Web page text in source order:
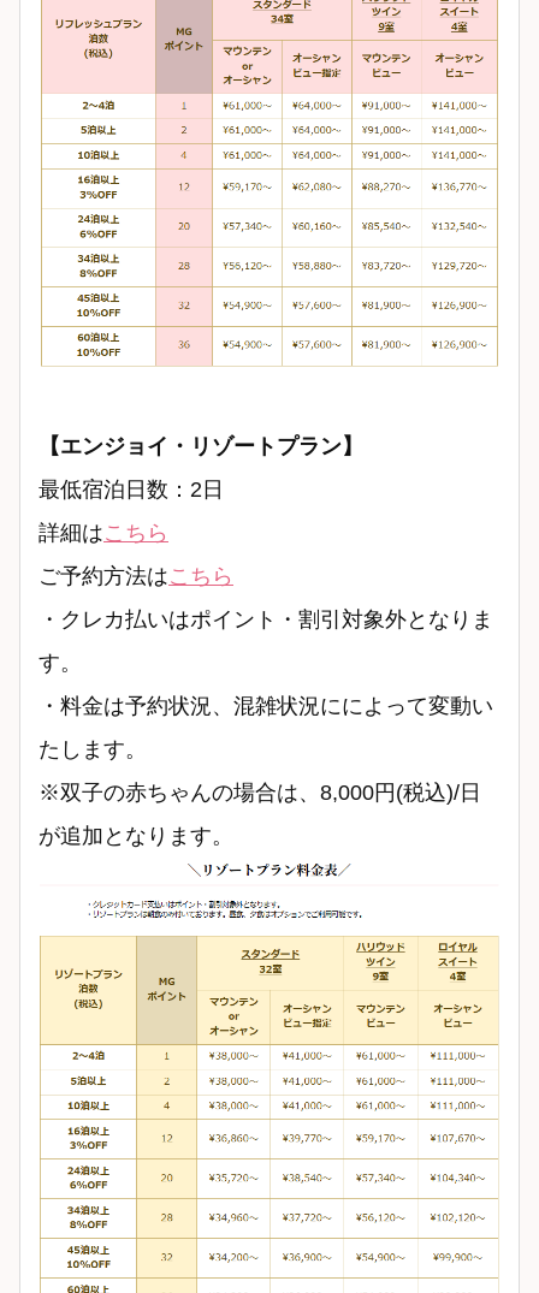
【エンジョイ・リゾートプラン】
最低宿泊日数：2日
詳細はこちら
ご予約方法はこちら
・クレカ払いはポイント・割引対象外となりま
す。
・料金は予約状況、混雑状況にによって変動い
たします。
※双子の赤ちゃんの場合は、8,000円(税込)/日
が追加となります。